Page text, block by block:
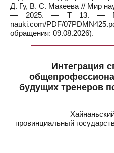
Д. Гу, В. С. Макеева // Мир
— 2025. — Т 13. —
nauki.com/PDF/
обращения: 09.08.2026).
Интеграция
будущих тренеров
провинциальный